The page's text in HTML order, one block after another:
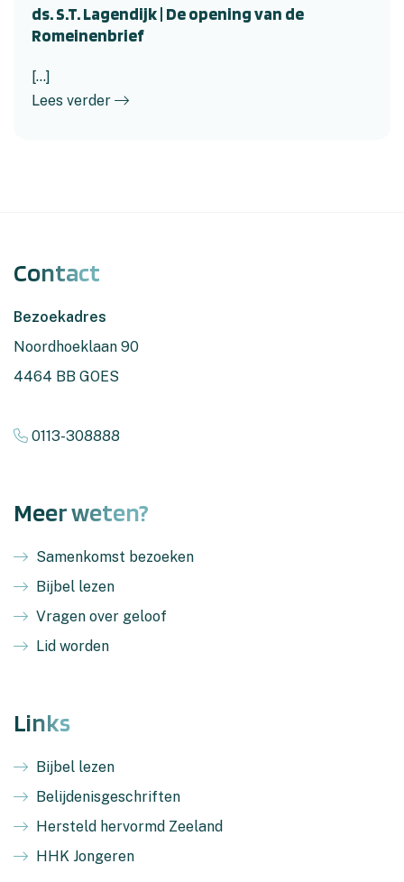
ds. S.T. Lagendijk | De opening van de
Romeinenbrief
[...]
Lees verder
Contact
Bezoekadres
Noordhoeklaan 90
4464 BB GOES
0113-308888
Meer weten?
Samenkomst bezoeken
Bijbel lezen
Vragen over geloof
Lid worden
Links
Bijbel lezen
Belijdenisgeschriften
Hersteld hervormd Zeeland
HHK Jongeren